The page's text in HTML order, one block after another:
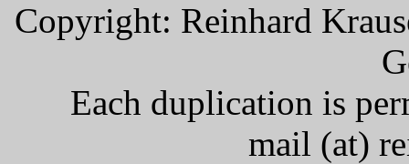
Copyright: Reinhard
Each duplication is
mail (at)